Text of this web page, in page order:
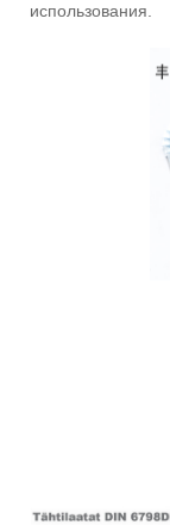
использования.